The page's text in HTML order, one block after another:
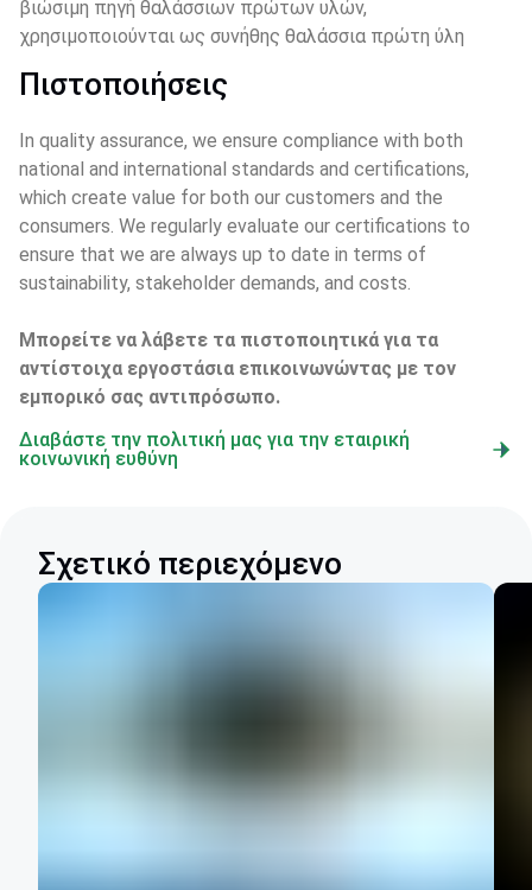
βιώσιμη πηγή θαλάσσιων πρώτων υλών,
χρησιμοποιούνται ως συνήθης θαλάσσια πρώτη ύλη
Πιστοποιήσεις
In quality assurance, we ensure compliance with both
national and international standards and certifications,
which create value for both our customers and the
consumers. We regularly evaluate our certifications to
ensure that we are always up to date in terms of
sustainability, stakeholder demands, and costs.
Μπορείτε να λάβετε τα πιστοποιητικά για τα
αντίστοιχα εργοστάσια επικοινωνώντας με τον
εμπορικό σας αντιπρόσωπο.
Διαβάστε την πολιτική μας για την εταιρική
κοινωνική ευθύνη
Σχετικό περιεχόμενο